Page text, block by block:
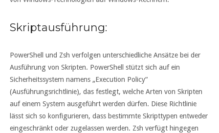
Skriptausführung:
PowerShell und Zsh verfolgen unterschiedliche Ansätze bei der
Ausführung von Skripten. PowerShell stützt sich auf ein
Sicherheitssystem namens „Execution Policy“
(Ausführungsrichtlinie), das festlegt, welche Arten von Skripten
auf einem System ausgeführt werden dürfen. Diese Richtlinie
lässt sich so konfigurieren, dass bestimmte Skripttypen entweder
eingeschränkt oder zugelassen werden. Zsh verfügt hingegen